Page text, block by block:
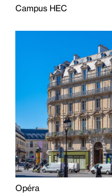
Campus HEC
Opéra